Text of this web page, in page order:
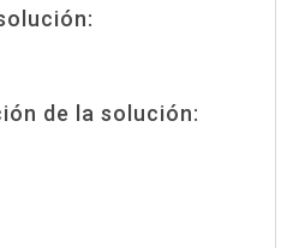
de la solución: